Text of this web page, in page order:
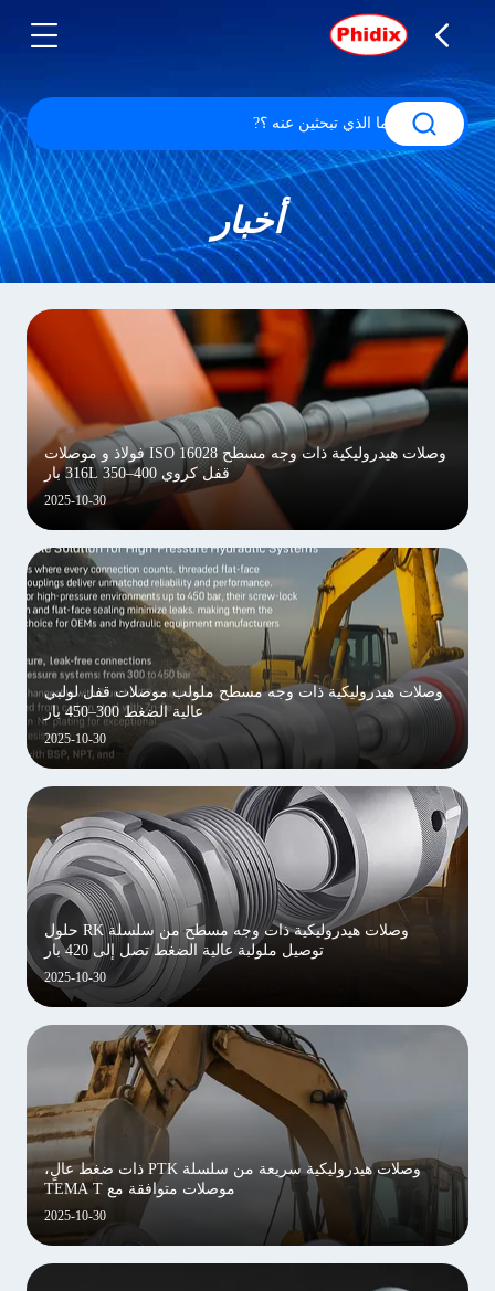
أخبار
2025-10-30
وصلات هيدروليكية ذات وجه مسطح ISO 16028 فولاذ و موصلات
قفل كروي 316L 350–400 بار
2025-10-30
وصلات هيدروليكية ذات وجه مسطح ملولب موصلات قفل لولبي
عالية الضغط 300–450 بار
2025-10-30
وصلات هيدروليكية ذات وجه مسطح من سلسلة RK حلول
توصيل ملولبة عالية الضغط تصل إلى 420 بار
2025-10-30
وصلات هيدروليكية سريعة من سلسلة PTK ذات ضغط عالٍ،
موصلات متوافقة مع TEMA T